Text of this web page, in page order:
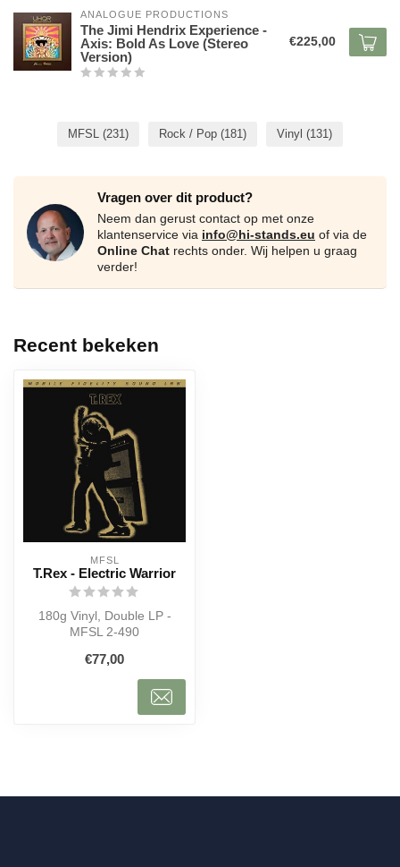
ANALOGUE PRODUCTIONS
The Jimi Hendrix Experience -
Axis: Bold As Love (Stereo
Version)
€225,00
MFSL (231) Rock / Pop (181) Vinyl (131)
Vragen over dit product?
Neem dan gerust contact op met onze
klantenservice via info@hi-stands.eu of via de
Online Chat rechts onder. Wij helpen u graag
verder!
Recent bekeken
MFSL
T.Rex - Electric Warrior
180g Vinyl, Double LP -
MFSL 2-490
€77,00